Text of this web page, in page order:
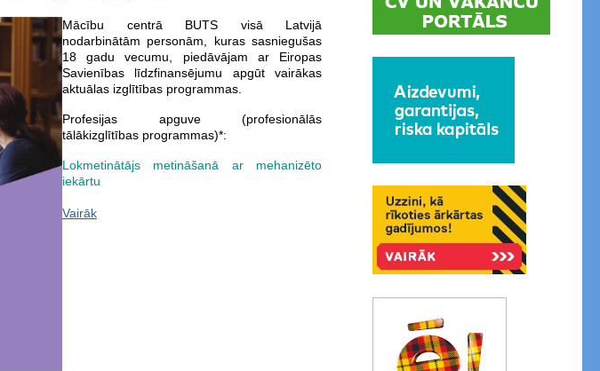
Mācību centrā BUTS visā Latvijā
nodarbinātām personām, kuras sasniegušas
18 gadu vecumu, piedāvājam ar Eiropas
Savienības līdzfinansējumu apgūt vairākas
aktuālas izglītības programmas.
Profesijas apguve (profesionālās
tālākizglītības programmas)*:
Lokmetinātājs metināšanā ar mehanizēto
iekārtu
Vairāk